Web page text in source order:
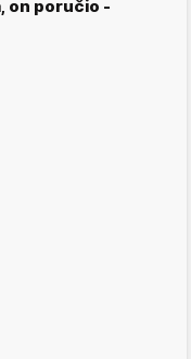
on poručio -